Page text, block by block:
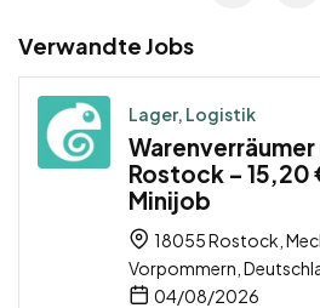
Verwandte Jobs
Lager, Logistik
Rostock –
Minijob
18055 Rostock,
Vorpommern,
04/08/2026